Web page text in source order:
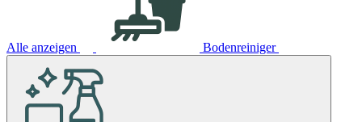
Alle anzeigen Bodenreiniger